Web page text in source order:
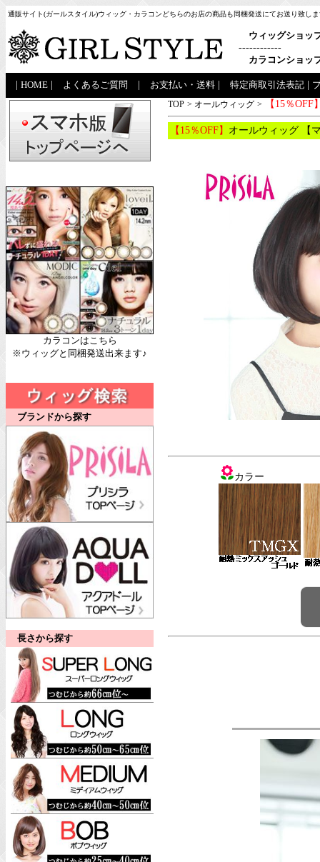
通販サイト(ガールスタイル)ウィッグ・カラコンどちらのお店の商品も同梱発送にてお送り致し
ウィッグショッ
------------
カラコンショッ
HOME よくあるご質問 お支払い・送料 特定商取引法表記
カラコンはこちら
※ウィッグと同梱発送出来ます♪
ブランドから探す
長さから探す
TOP > オールウィッグ > 【15％OFF
【15％OFF】 オールウィッグ 【
カラー